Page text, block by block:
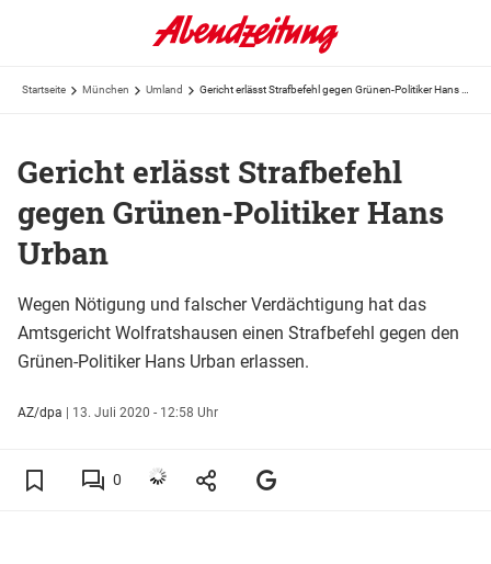
Startseite München Umland
Gericht erlässt Strafbefehl
gegen Grünen-Politiker Hans
Urban
Wegen Nötigung und falscher Verdächtigung hat das
Amtsgericht Wolfratshausen einen Strafbefehl gegen den
Grünen-Politiker Hans Urban erlassen.
AZ/dpa | 13. Juli 2020 - 12:58 Uhr
0